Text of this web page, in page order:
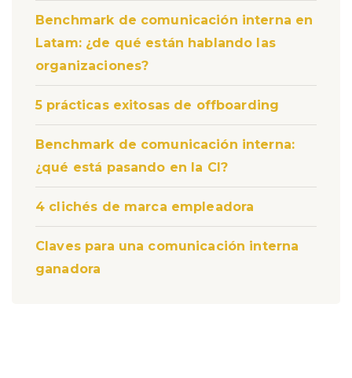
Benchmark de comunicación interna en
Latam: ¿de qué están hablando las
organizaciones?
5 prácticas exitosas de offboarding
Benchmark de comunicación interna:
¿qué está pasando en la CI?
4 clichés de marca empleadora
Claves para una comunicación interna
ganadora